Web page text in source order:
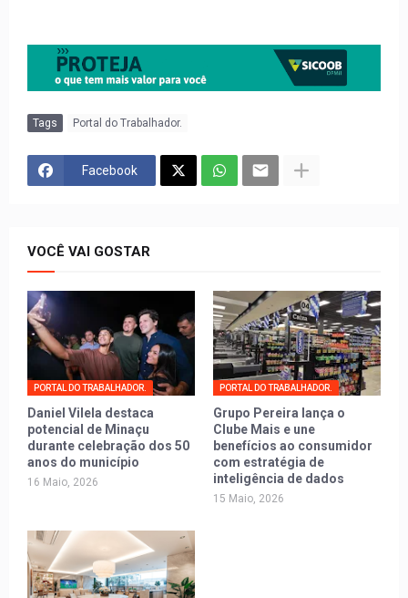
Tags Portal do Trabalhador.
Facebook
VOCÊ VAI GOSTAR
PORTAL DO TRABALHADOR.
Daniel Vilela destaca
potencial de Minaçu
durante celebração dos 50
anos do município
16 Maio, 2026
PORTAL DO TRABALHADOR.
Grupo Pereira lança o
Clube Mais e une
benefícios ao consumidor
com estratégia de
inteligência de dados
15 Maio, 2026